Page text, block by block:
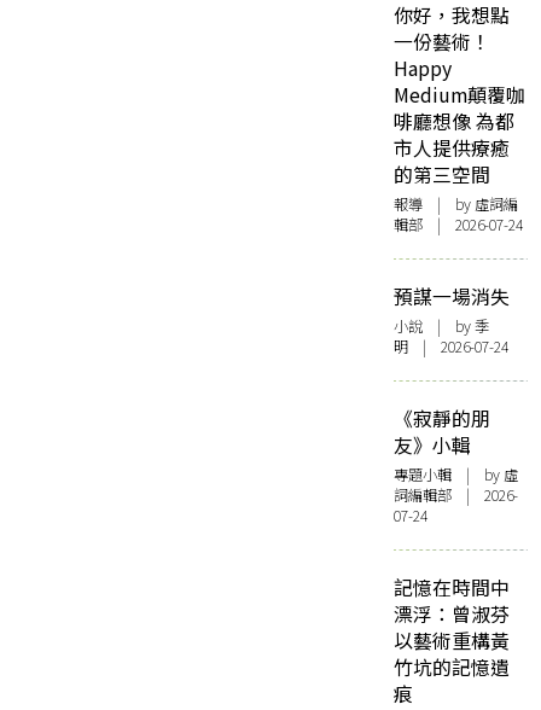
你好，我想點
一份藝術！
Happy
Medium顛覆咖
啡廳想像 為都
市人提供療癒
的第三空間
報導 | by 虛詞編
輯部 | 2026-07-24
預謀一場消失
小說 | by 季
明 | 2026-07-24
《寂靜的朋
友》小輯
專題小輯 | by 虛
詞編輯部 | 2026-
07-24
記憶在時間中
漂浮：曾淑芬
以藝術重構黃
竹坑的記憶遺
痕